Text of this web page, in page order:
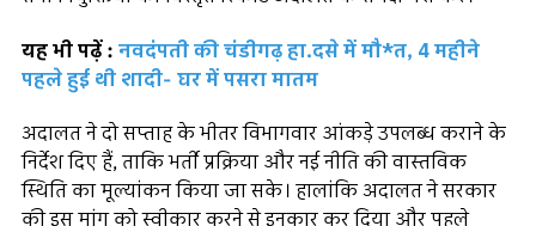
यह भी पढ़ें : नवदंपती की चंडीगढ़ हा.दसे में मौ*त, 4 महीने
पहले हुई थी शादी- घर में पसरा मातम
अदालत ने दो सप्ताह के भीतर विभागवार आंकड़े उपलब्ध कराने के
निर्देश दिए हैं, ताकि भर्ती प्रक्रिया और नई नीति की वास्तविक
स्थिति का मूल्यांकन किया जा सके। हालांकि अदालत ने सरकार
की इस मांग को स्वीकार करने से इनकार कर दिया और पहले